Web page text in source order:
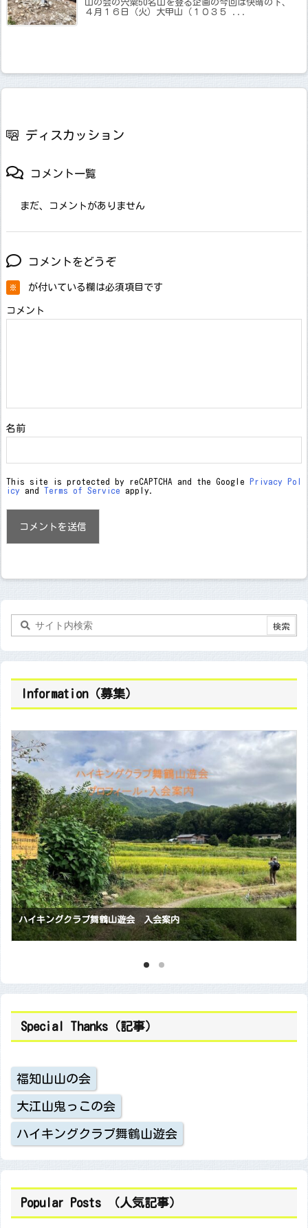
山の会の宍粟50名山を登る企画の今回は快晴の下、
４月１６日（火）大甲山（１０３５ ...
ディスカッション
コメント一覧
まだ、コメントがありません
コメントをどうぞ
※ が付いている欄は必須項目です
コメント
名前
This site is protected by reCAPTCHA and the Google
Privacy Pol
icy and Terms of Service apply.
Information（募集）
ハイキングクラブ舞鶴山遊会 入会案内
Special Thanks（記事）
福知山山の会
大江山鬼っこの会
ハイキングクラブ舞鶴山遊会
Popular Posts （人気記事）